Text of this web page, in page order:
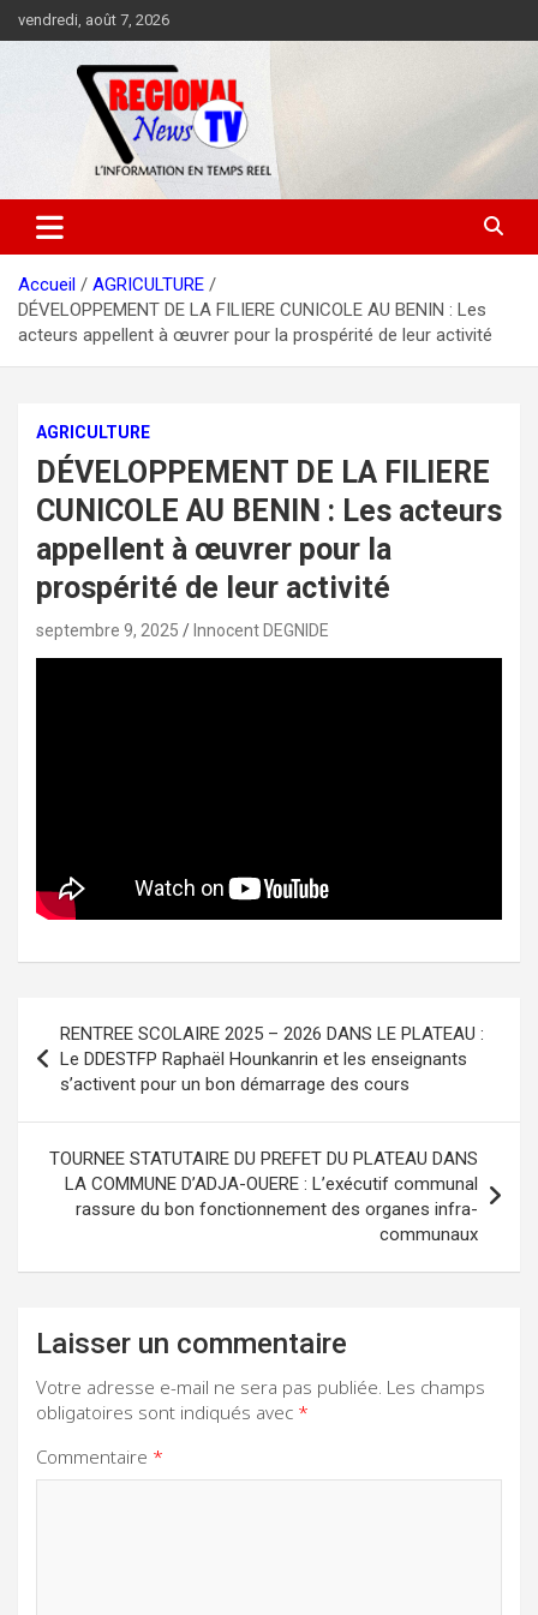
au
vendredi, août 7, 2026
Accueil
AGRICULTURE
DÉVELOPPEMENT DE LA FILIERE CUNICOLE AU BENIN : Les
acteurs appellent à œuvrer pour la prospérité de leur activité
AGRICULTURE
DÉVELOPPEMENT DE LA FILIERE
CUNICOLE AU BENIN : Les acteurs
appellent à œuvrer pour la
prospérité de leur activité
septembre 9, 2025 Innocent DEGNIDE
de
l’article
RENTREE SCOLAIRE 2025 – 2026 DANS LE PLATEAU :
Le DDESTFP Raphaël Hounkanrin et les enseignants
s’activent pour un bon démarrage des cours
TOURNEE STATUTAIRE DU PREFET DU PLATEAU DANS
LA COMMUNE D’ADJA-OUERE : L’exécutif communal
rassure du bon fonctionnement des organes infra-
communaux
Laisser un commentaire
Votre adresse e-mail ne sera pas publiée. Les champs
obligatoires sont indiqués avec *
Commentaire *